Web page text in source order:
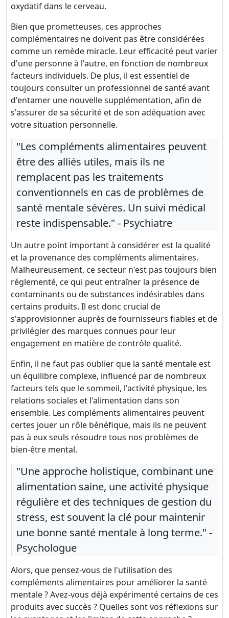
oxydatif dans le cerveau.
Bien que prometteuses, ces approches
complémentaires ne doivent pas être considérées
comme un remède miracle. Leur efficacité peut varier
d'une personne à l'autre, en fonction de nombreux
facteurs individuels. De plus, il est essentiel de
toujours consulter un professionnel de santé avant
d'entamer une nouvelle supplémentation, afin de
s'assurer de sa sécurité et de son adéquation avec
votre situation personnelle.
"Les compléments alimentaires peuvent
être des alliés utiles, mais ils ne
remplacent pas les traitements
conventionnels en cas de problèmes de
santé mentale sévères. Un suivi médical
reste indispensable." - Psychiatre
Un autre point important à considérer est la qualité
et la provenance des compléments alimentaires.
Malheureusement, ce secteur n'est pas toujours bien
réglementé, ce qui peut entraîner la présence de
contaminants ou de substances indésirables dans
certains produits. Il est donc crucial de
s'approvisionner auprès de fournisseurs fiables et de
privilégier des marques connues pour leur
engagement en matière de contrôle qualité.
Enfin, il ne faut pas oublier que la santé mentale est
un équilibre complexe, influencé par de nombreux
facteurs tels que le sommeil, l'activité physique, les
relations sociales et l'alimentation dans son
ensemble. Les compléments alimentaires peuvent
certes jouer un rôle bénéfique, mais ils ne peuvent
pas à eux seuls résoudre tous nos problèmes de
bien-être mental.
"Une approche holistique, combinant une
alimentation saine, une activité physique
régulière et des techniques de gestion du
stress, est souvent la clé pour maintenir
une bonne santé mentale à long terme." -
Psychologue
Alors, que pensez-vous de l'utilisation des
compléments alimentaires pour améliorer la santé
mentale ? Avez-vous déjà expérimenté certains de ces
produits avec succès ? Quelles sont vos réflexions sur